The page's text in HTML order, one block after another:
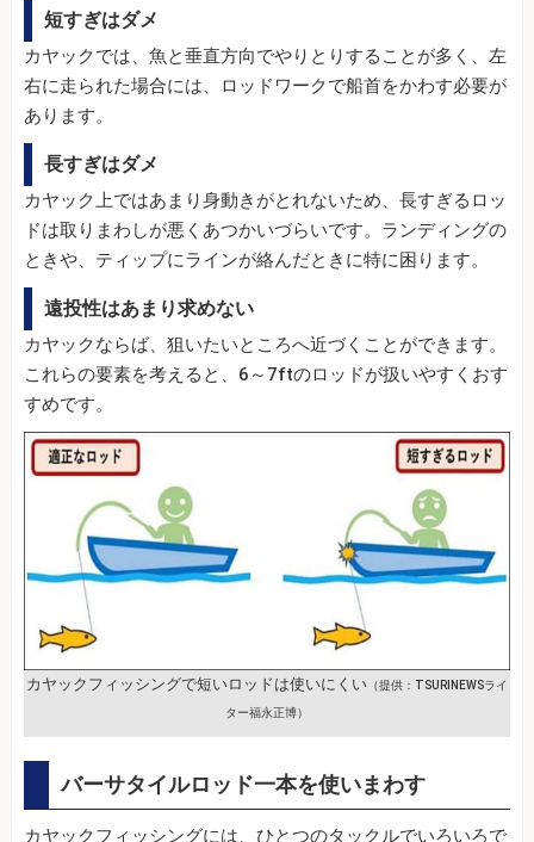
短すぎはダメ
カヤックでは、魚と垂直方向でやりとりすることが多く、左
右に走られた場合には、ロッドワークで船首をかわす必要が
あります。
長すぎはダメ
カヤック上ではあまり身動きがとれないため、長すぎるロッ
ドは取りまわしが悪くあつかいづらいです。ランディングの
ときや、ティップにラインが絡んだときに特に困ります。
遠投性はあまり求めない
カヤックならば、狙いたいところへ近づくことができます。
これらの要素を考えると、6～7ftのロッドが扱いやすくおす
すめです。
カヤックフィッシングで短いロッドは使いにくい （提供：TSURINEWSライ
ター福永正博）
バーサタイルロッド一本を使いまわす
カヤックフィッシングには、ひとつのタックルでいろいろで